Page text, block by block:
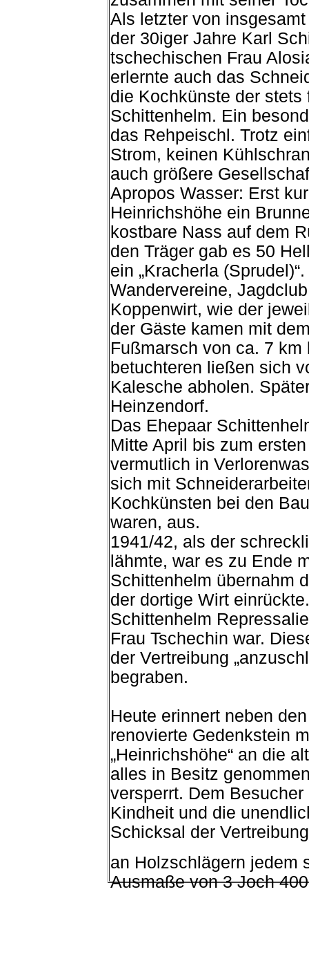
Als letzter von
der 30iger Jahre Karl
tschechischen Frau
erlernte auch das
die Kochkünste der
Schittenhelm. Ein
das Rehpeischl. Trotz
Strom, keinen
auch größere
Apropos Wasser: Erst
Heinrichshöhe ein
kostbare Nass auf dem
den Träger gab es 50
ein „Kracherla
Wandervereine,
Koppenwirt, wie der
der Gäste kamen mit
Fußmarsch von ca. 7
betuchteren ließen sich
Kalesche abholen.
Heinzendorf.
Das Ehepaar
Mitte April bis zum
vermutlich in
sich mit
Kochkünsten bei den
waren, aus.
1941/42, als der
lähmte, war es zu Ende
Schittenhelm übernahm
der dortige Wirt
Schittenhelm
Frau Tschechin war.
der Vertreibung
begraben.
Heute erinnert neben
renovierte Gedenkstein
„Heinrichshöhe“ an die
alles in Besitz
versperrt. Dem
Kindheit und die
Schicksal der
an Holzschlägern jedem
Ausmaße von 3 Joch